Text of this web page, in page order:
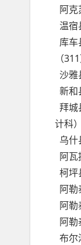
阿
温
库
（311
沙雅
新和
拜城
计科）
乌什
阿
柯坪
阿勒
阿
阿
布尔